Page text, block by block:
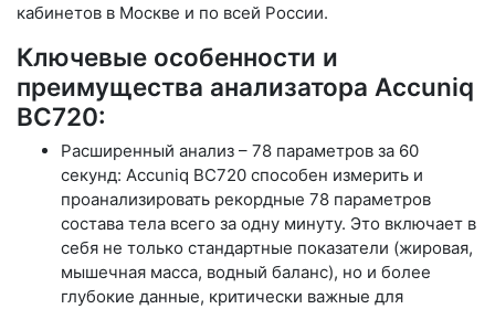
кабинетов в Москве и по всей России.
Ключевые особенности и
преимущества анализатора Accuniq
BC720:
Расширенный анализ – 78 параметров за 60
секунд: Accuniq BC720 способен измерить и
проанализировать рекордные 78 параметров
состава тела всего за одну минуту. Это включает в
себя не только стандартные показатели (жировая,
мышечная масса, водный баланс), но и более
глубокие данные, критически важные для